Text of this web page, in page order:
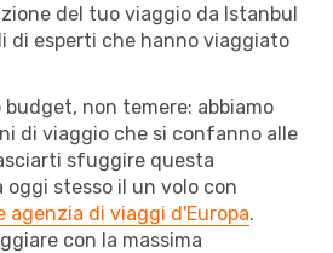
del tuo viaggio da Istanbul
di esperti che hanno viaggiato
non temere: abbiamo
di viaggio che si confanno alle
sfuggire questa
oggi stesso il un volo con
agenzia di viaggi d'Europa.
con la massima